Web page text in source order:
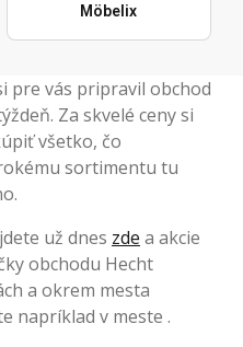
Möbelix
pre vás pripravil obchod
Za skvelé ceny si
všetko, čo
sortimentu tu
už dnes zde a akcie
obchodu Hecht
a okrem mesta
napríklad v meste .